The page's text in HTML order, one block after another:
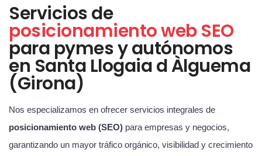
Servicios de
posicionamiento web SEO
para pymes y autónomos
en Santa Llogaia d Àlguema
(Girona)
Nos especializamos en ofrecer servicios integrales de
posicionamiento web (SEO) para empresas y negocios,
garantizando un mayor tráfico orgánico, visibilidad y crecimiento